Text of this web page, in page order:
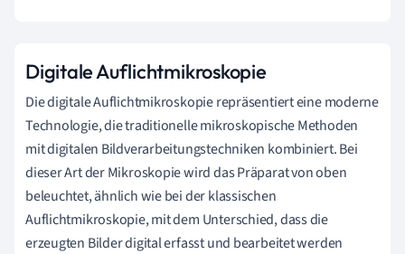
Digitale Auflichtmikroskopie
Die digitale Auflichtmikroskopie repräsentiert eine moderne
Technologie, die traditionelle mikroskopische Methoden
mit digitalen Bildverarbeitungstechniken kombiniert. Bei
dieser Art der Mikroskopie wird das Präparat von oben
beleuchtet, ähnlich wie bei der klassischen
Auflichtmikroskopie, mit dem Unterschied, dass die
erzeugten Bilder digital erfasst und bearbeitet werden